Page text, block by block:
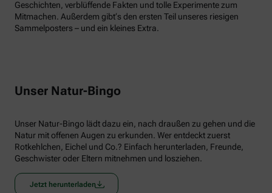
Geschichten, verblüffende Fakten und tolle Experimente zum
Mitmachen. Außerdem gibt‘s den ersten Teil unseres riesigen
Sammelposters – und ein kleines Extra.
Unser Natur-Bingo
Unser Natur-Bingo lädt dazu ein, nach draußen zu gehen und die
Natur mit offenen Augen zu erkunden. Wer entdeckt zuerst
Rotkehlchen, Eichel und Co.? Einfach herunterladen, Freunde,
Geschwister oder Eltern mitnehmen und losziehen.
Jetzt herunterladen